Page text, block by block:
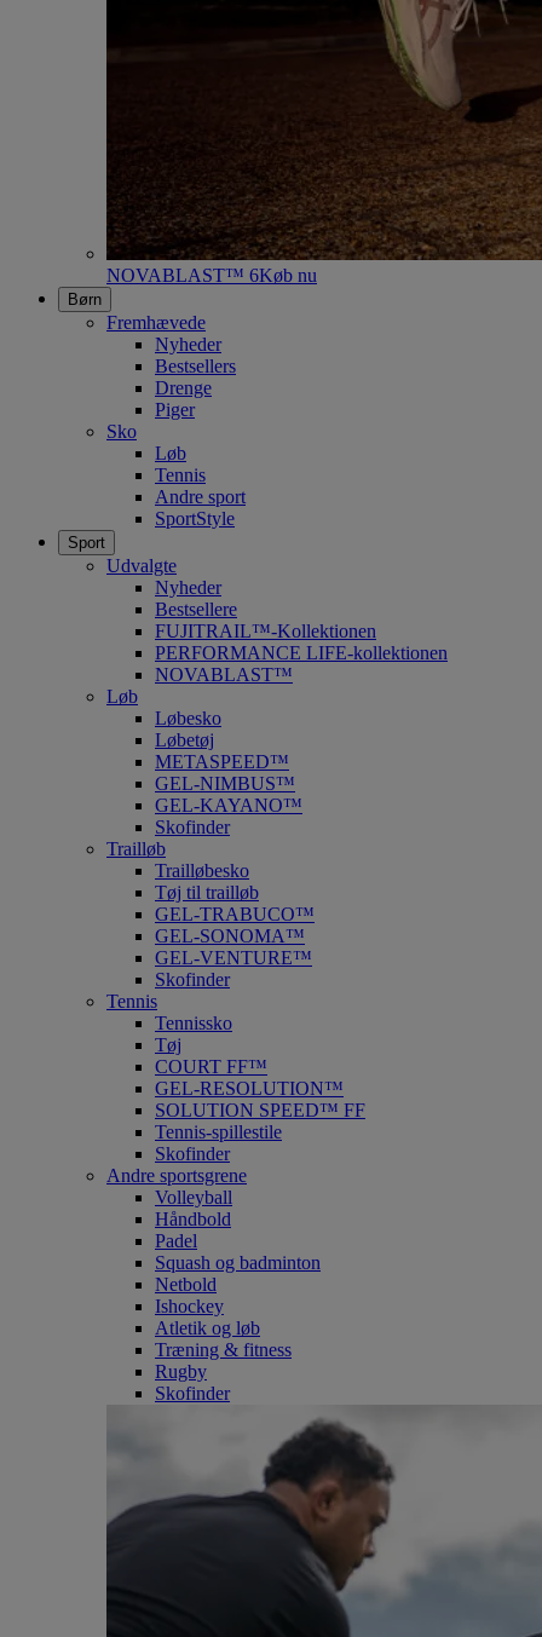
NOVABLAST™ 6Køb nu
Børn
Fremhævede
Nyheder
Bestsellers
Drenge
Piger
Sko
Løb
Tennis
Andre sport
SportStyle
Sport
Udvalgte
Nyheder
Bestsellere
FUJITRAIL™-Kollektionen
PERFORMANCE LIFE-kollektionen
NOVABLAST™
Løb
Løbesko
Løbetøj
METASPEED™
GEL-NIMBUS™
GEL-KAYANO™
Skofinder
Trailløb
Trailløbesko
Tøj til trailløb
GEL-TRABUCO™
GEL-SONOMA™
GEL-VENTURE™
Skofinder
Tennis
Tennissko
Tøj
COURT FF™
GEL-RESOLUTION™
SOLUTION SPEED™ FF
Tennis-spillestile
Skofinder
Andre sportsgrene
Volleyball
Håndbold
Padel
Squash og badminton
Netbold
Ishockey
Atletik og løb
Træning & fitness
Rugby
Skofinder